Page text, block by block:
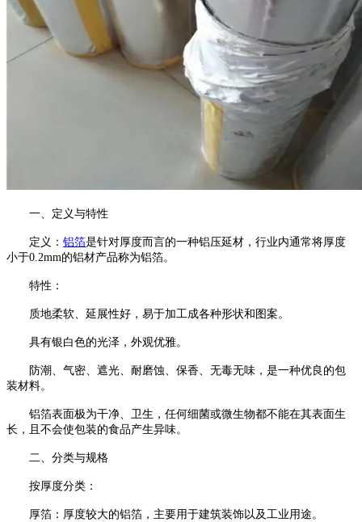
一、定义与特性
定义： 铝箔是针对厚度而言的一种铝压延材，行业内通常将厚度
小于0.2mm的铝材产品称为铝箔。
特性：
质地柔软、延展性好，易于加工成各种形状和图案。
具有银白色的光泽，外观优雅。
防潮、气密、遮光、耐磨蚀、保香、无毒无味，是一种优良的包
装材料。
铝箔表面极为干净、卫生，任何细菌或微生物都不能在其表面生
长，且不会使包装的食品产生异味。
二、分类与规格
按厚度分类：
厚箔：厚度较大的铝箔，主要用于建筑装饰以及工业用途。